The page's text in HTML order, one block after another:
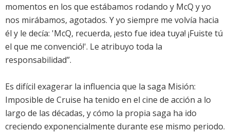
momentos en los que estábamos rodando y McQ y yo
nos mirábamos, agotados. Y yo siempre me volvía hacia
él y le decía: 'McQ, recuerda, ¡esto fue idea tuya! ¡Fuiste tú
el que me convenció!'. Le atribuyo toda la
responsabilidad”.
Es difícil exagerar la influencia que la saga Misión:
Imposible de Cruise ha tenido en el cine de acción a lo
largo de las décadas, y cómo la propia saga ha ido
creciendo exponencialmente durante ese mismo periodo.